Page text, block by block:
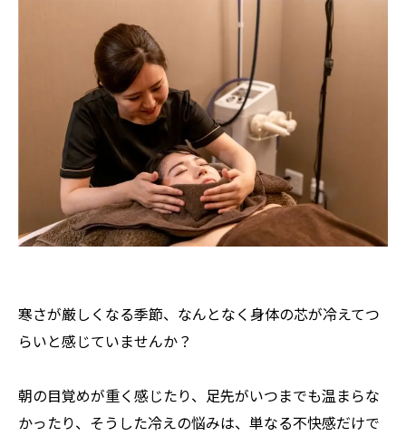
寒さが厳しくなる季節、なんとなく身体の芯が冷えてつ
らいと感じていませんか？
朝の目覚めが重く感じたり、足先がいつまでも温まらな
かったり、そうした冷えの悩みは、単なる不快感だけで